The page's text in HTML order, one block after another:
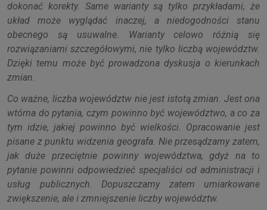
dokonać korekty. Same warianty są tylko przykładami, że
układ może wyglądać inaczej, a niedogodności stanu
obecnego są usuwalne. Warianty celowo różnią się
rozwiązaniami szczegółowymi, nie tylko liczbą województw.
Dzięki temu może być prowadzona dyskusja o kierunkach
zmian.
Co ważne, liczba województw nie jest istotą zmian. Jest ona
wtórna do pytania, czym powinno być województwo, a co za
tym idzie, jakiej powinno być wielkości. Opracowanie jest
pisane z punktu widzenia geografa. Nie przesądzamy zatem,
jak duże przeciętnie powinny województwa, gdyż na to
pytanie powinni odpowiedzieć specjaliści od administracji i
usług publicznych. Dopuszczamy zatem umiarkowane
zwiększenie, ale i zmniejszenie liczby województw.